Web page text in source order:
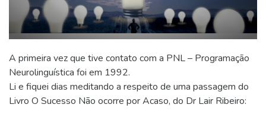
A primeira vez que tive contato com a PNL – Programação
Neurolinguística foi em 1992.
Li e fiquei dias meditando a respeito de uma passagem do
Livro O Sucesso Não ocorre por Acaso, do Dr Lair Ribeiro: